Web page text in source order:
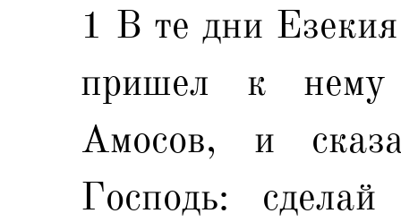
1 В те дни
пришел к
Амосов, и
Господь: